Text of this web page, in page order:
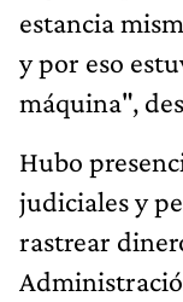
estancia
y por eso
máquina",
Hubo
judiciales y
rastrear